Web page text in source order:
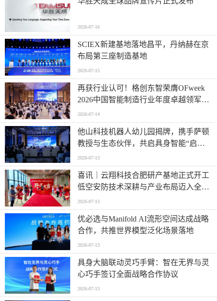
2026-07-16
SCIEX新建基地落地昌平，丹纳赫在京
布局第三座制造基地
2026-07-15
再获行业认可！格创东智荣膺OFweek
2026中国智能制造行业年度卓越领军企
业奖
2026-07-14
他山科技机器人幼儿园揭牌，携手萨顿
教授与生态伙伴，共启具身智能“启蒙
时代”
2026-07-13
喜讯｜云翔科技合肥研产基地正式开工
低空安防技术深耕与产业布局迈入全新
阶段
2026-07-13
优必选与Manifold AI流形空间达成战略
合作，共推世界模型泛化场景落地
2026-07-13
具身大脑联动灵巧手臂：智在无界与灵
心巧手签订全面战略合作协议
2026-07-13